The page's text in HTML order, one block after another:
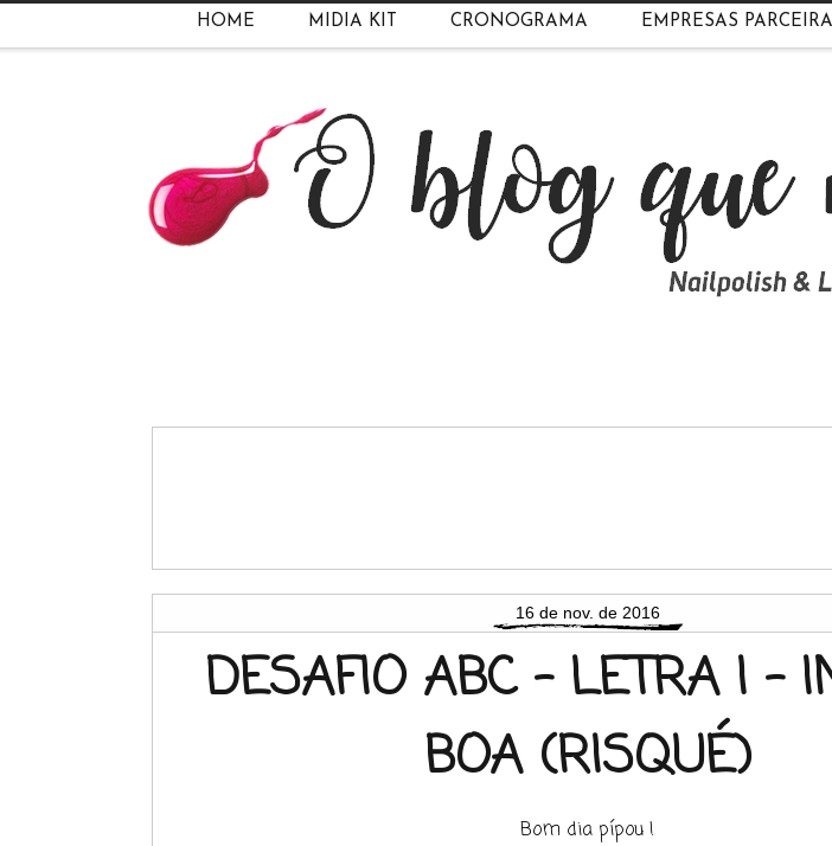
HOME MIDIA KIT CRONOGRAMA EMPRESAS
16 de nov. de 2016
DESAFIO ABC - LETRA I -
BOA (RISQUÉ)
Bom dia pípou !